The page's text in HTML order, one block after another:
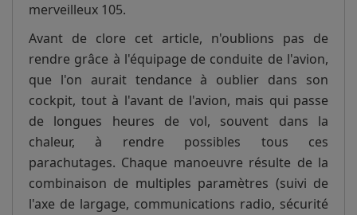
merveilleux 105.
Avant de clore cet article, n'oublions pas de
rendre grâce à l'équipage de conduite de l'avion,
que l'on aurait tendance à oublier dans son
cockpit, tout à l'avant de l'avion, mais qui passe
de longues heures de vol, souvent dans la
chaleur, à rendre possibles tous ces
parachutages. Chaque manoeuvre résulte de la
combinaison de multiples paramètres (suivi de
l'axe de largage, communications radio, sécurité